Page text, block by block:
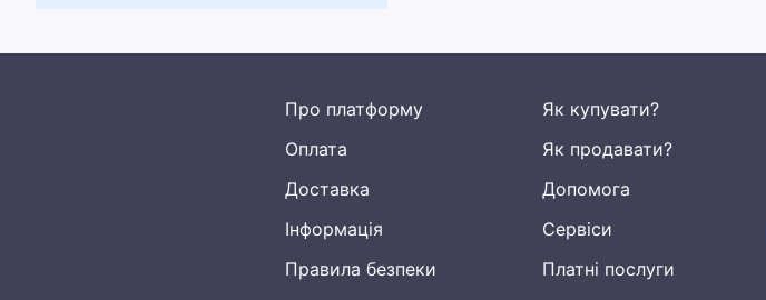
Про платформу
Оплата
Доставка
Інформація
Правила безпеки
Як купувати?
Як продавати?
Допомога
Сервіси
Платні послуги